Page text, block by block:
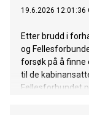
19.6.2026 12:01:36
Etter brudd i
og
forsøk på å finne
til de
Fellesforbundet